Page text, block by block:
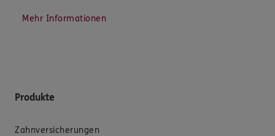
Mehr Informationen
Produkte
Zahnversicherungen